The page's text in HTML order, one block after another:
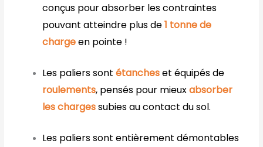
conçus pour absorber les contraintes
pouvant atteindre plus de1 tonnede
chargeen pointe !
Les paliers sontétancheset équipés de
roulements, pensés pour mieuxabsorber
les chargessubies au contact du sol.
Les paliers sont entièrement démontables